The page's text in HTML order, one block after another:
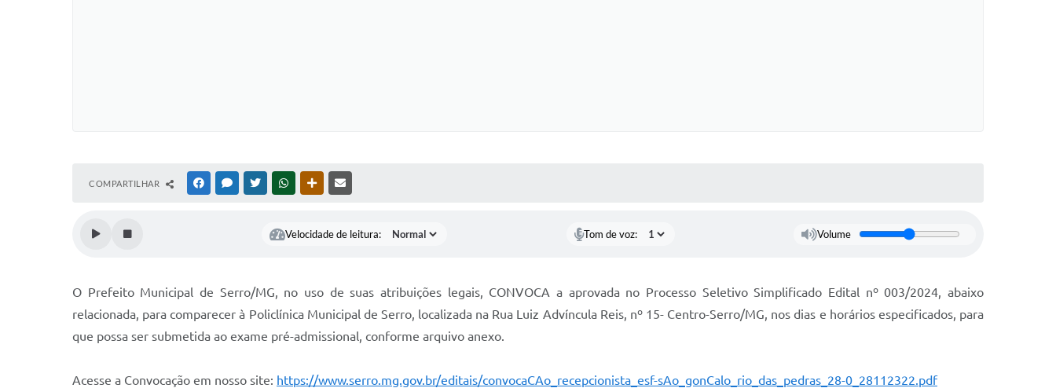
COMPARTILHAR FACEBOOKMESSENGER
TWITTERWHATSAPPOUTRAS MÍDIAS
Velocidade de leitura: Tom de voz: Volume
O Prefeito Municipal de Serro/MG, no uso de suas atribuições legais, CONVOCA a aprovada no Processo Seletivo Simplificado Edital nº 003/2024, abaixo
relacionada, para comparecer à Policlínica Municipal de Serro, localizada na Rua Luiz Advíncula Reis, nº 15- Centro-Serro/MG, nos dias e horários especificados, para
que possa ser submetida ao exame pré-admissional, conforme arquivo anexo.
Acesse a Convocação em nosso site: https://www.serro.mg.gov.br/editais/convocaCAo_recepcionista_esf-sAo_gonCalo_rio_das_pedras_28-0_28112322.pdf